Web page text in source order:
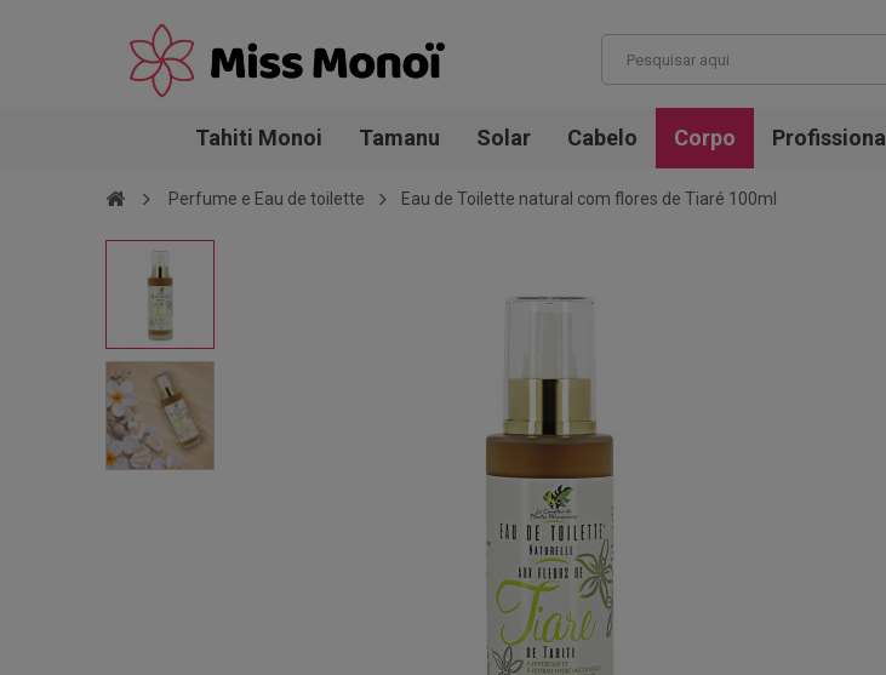
Tahiti Monoi Tamanu Solar Cabelo Corpo Profissional
Perfume e Eau de toilette Eau de Toilette natural com flores de Tiaré 100ml